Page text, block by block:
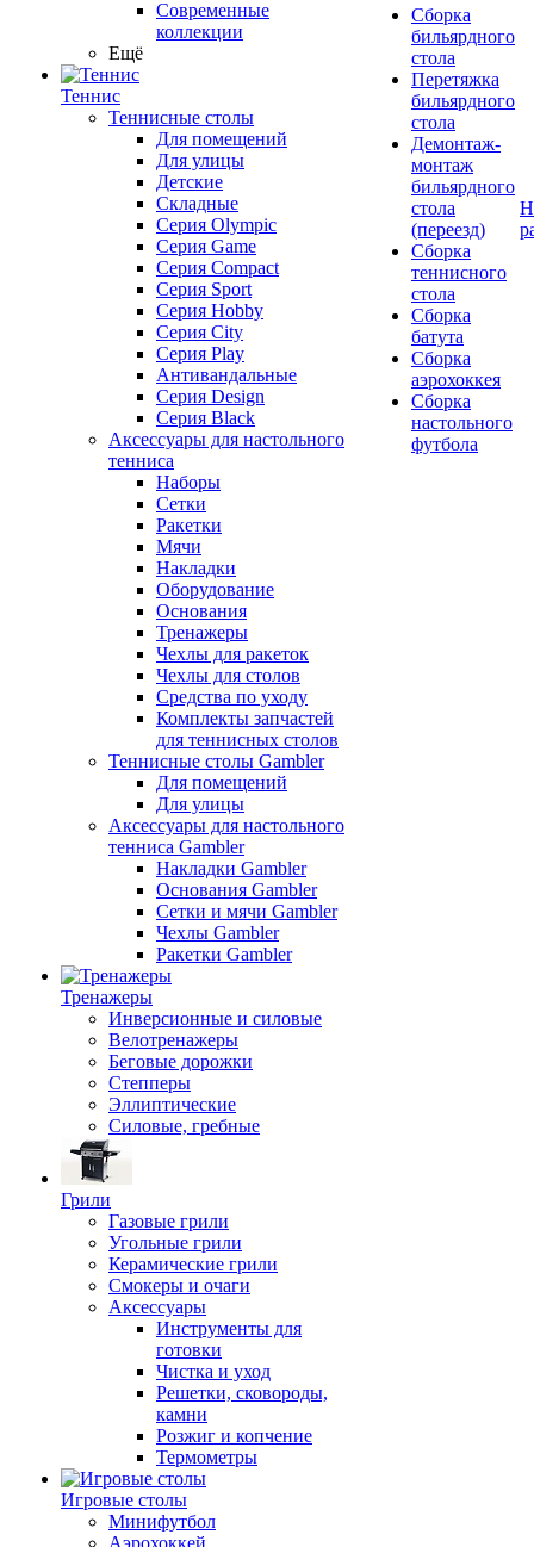
Современные
коллекции
Ещё
Теннис
Теннисные столы
Для помещений
Для улицы
Детские
Складные
Серия Olympic
Серия Game
Серия Compact
Серия Sport
Серия Hobby
Серия City
Серия Play
Антивандальные
Серия Design
Серия Black
Аксессуары для настольного
тенниса
Наборы
Сетки
Ракетки
Мячи
Накладки
Оборудование
Основания
Тренажеры
Чехлы для ракеток
Чехлы для столов
Средства по уходу
Комплекты запчастей
для теннисных столов
Теннисные столы Gambler
Для помещений
Для улицы
Аксессуары для настольного
тенниса Gambler
Накладки Gambler
Основания Gambler
Сетки и мячи Gambler
Чехлы Gambler
Ракетки Gambler
Тренажеры
Инверсионные и силовые
Велотренажеры
Беговые дорожки
Степперы
Эллиптические
Силовые, гребные
Грили
Газовые грили
Угольные грили
Керамические грили
Смокеры и очаги
Аксессуары
Инструменты для
готовки
Чистка и уход
Решетки, сковороды,
камни
Розжиг и копчение
Термометры
Игровые столы
Минифутбол
Аэрохоккей
Сборка
бильярдного
стола
Перетяжка
бильярдного
стола
Демонтаж-
монтаж
бильярдного
стола
(переезд)
Сборка
теннисного
стола
Сборка
батута
Сборка
аэрохоккея
Сборка
настольного
футбола